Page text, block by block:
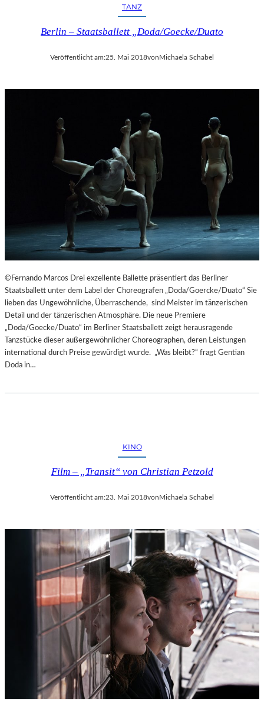
TANZ
Berlin – Staatsballett „Doda/Goecke/Duato
Veröffentlicht am:25. Mai 2018vonMichaela Schabel
©Fernando Marcos Drei exzellente Ballette präsentiert das Berliner
Staatsballett unter dem Label der Choreografen „Doda/Goercke/Duato“ Sie
lieben das Ungewöhnliche, Überraschende, sind Meister im tänzerischen
Detail und der tänzerischen Atmosphäre. Die neue Premiere
„Doda/Goecke/Duato“ im Berliner Staatsballett zeigt herausragende
Tanzstücke dieser außergewöhnlicher Choreographen, deren Leistungen
international durch Preise gewürdigt wurde. „Was bleibt?“ fragt Gentian
Doda in…
KINO
Film – „Transit“ von Christian Petzold
Veröffentlicht am:23. Mai 2018von Michaela Schabel